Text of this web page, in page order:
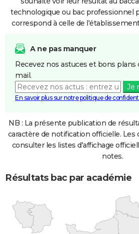
technologique ou bac professionnel
correspond à celle de
A ne pas manquer
Recevez nos astuces et bons
mail.
Je
En savoir plus sur notre politique de
NB : La présente publication de
caractère de notification officielle. Les
consulter les listes d'affichage
notes.
Résultats bac par académie